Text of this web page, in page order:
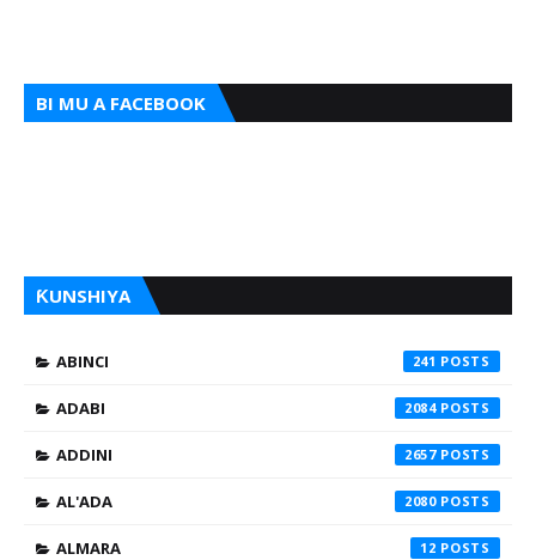
BI MU A FACEBOOK
ƘUNSHIYA
ABINCI 241
ADABI 2084
ADDINI 2657
AL'ADA 2080
ALMARA 12